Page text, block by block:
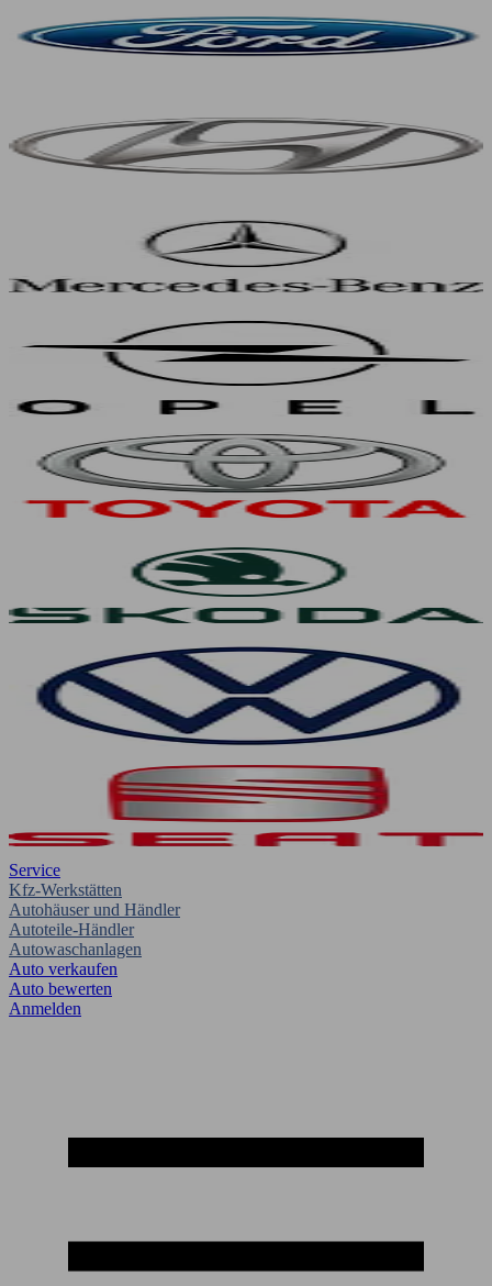
Service
Kfz-Werkstätten
Autohäuser und Händler
Autoteile-Händler
Autowaschanlagen
Auto verkaufen
Auto bewerten
Anmelden